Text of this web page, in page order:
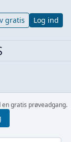
gratis Log ind
en gratis prøveadgang.